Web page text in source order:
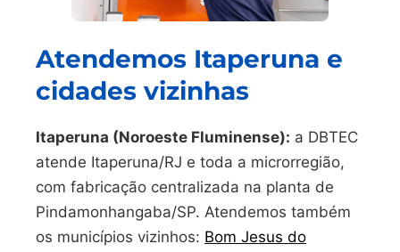
Atendemos Itaperuna e
cidades vizinhas
Itaperuna (Noroeste Fluminense): a DBTEC
atende Itaperuna/RJ e toda a microrregião,
com fabricação centralizada na planta de
Pindamonhangaba/SP. Atendemos também
os municípios vizinhos: Bom Jesus do